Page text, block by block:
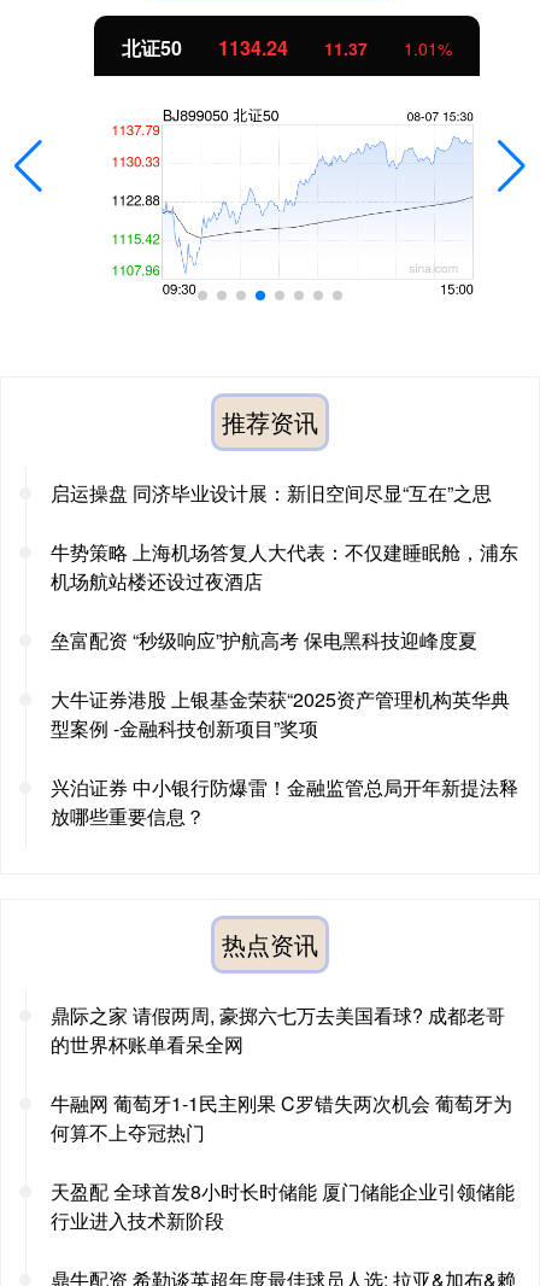
北证50 1134.24 11.37 1.01%
推荐资讯
启运操盘 同济毕业设计展：新旧空间尽显“互在”之思
牛势策略 上海机场答复人大代表：不仅建睡眠舱，浦东
机场航站楼还设过夜酒店
垒富配资 “秒级响应”护航高考 保电黑科技迎峰度夏
大牛证券港股 上银基金荣获“2025资产管理机构英华典
型案例 -金融科技创新项目”奖项
兴泊证券 中小银行防爆雷！金融监管总局开年新提法释
放哪些重要信息？
热点资讯
鼎际之家 请假两周, 豪掷六七万去美国看球? 成都老哥
的世界杯账单看呆全网
牛融网 葡萄牙1-1民主刚果 C罗错失两次机会 葡萄牙为
何算不上夺冠热门
天盈配 全球首发8小时长时储能 厦门储能企业引领储能
行业进入技术新阶段
鼎牛配资 希勒谈英超年度最佳球员人选: 拉亚&加布&赖